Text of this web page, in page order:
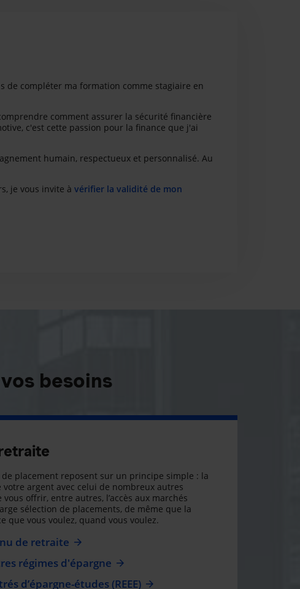
de compléter ma formation comme stagiaire en
comment assurer la sécurité financière
c'est cette passion pour la finance que j'ai
humain, respectueux et personnalisé. Au
je vous invite à vérifier la validité de mon
besoins
de placement reposent sur un principe simple : la
votre argent avec celui de nombreux autres
offrir, entre autres, l’accès aux marchés
sélection de placements, de même que la
que vous voulez, quand vous voulez.
de retraite
régimes d'épargne
d’épargne-études (REEE)